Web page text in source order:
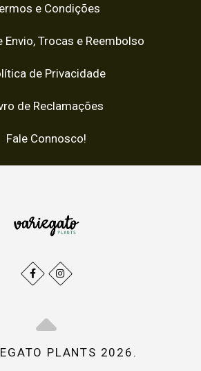
e Condições
Envio, Trocas e Reembolso
de Privacidade
de Reclamações
Fale Connosco!
PLANTS 2026.